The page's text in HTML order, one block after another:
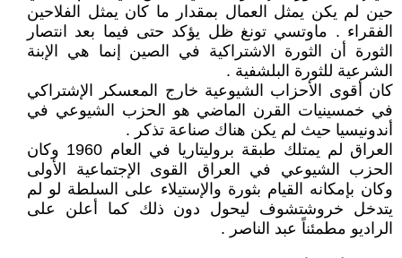
حين لم يكن يمثل العمال بمقدار ما كان يمثل الفلاحين
الفقراء . ماوتسي تونغ ظل يؤكد حتى فيما بعد انتصار
الثورة أن الثورة الاشتراكية في الصين إنما هي الإبنة
الشرعية للثورة البلشفية .
كان أقوى الأحزاب الشيوعية خارج المعسكر الإشتراكي
في خمسينيات القرن الماضي هو الحزب الشيوعي في
أندونيسيا حيث لم يكن هناك صناعة تذكر .
العراق لم يمتلك طبقة بروليتاريا في العام 1960 وكان
الحزب الشيوعي في العراق القوى الإجتماعية الأولى
وكان بإمكانه القيام بثورة والإستيلاء على السلطة لو لم
يتدخل خروشتشوف ليحول دون ذلك كما أعلن على
الراديو مطمئناً عبد الناصر .